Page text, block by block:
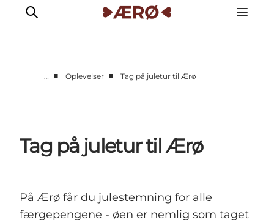
Oplevelser
Events
… ■ Oplevelser ■ Tag på juletur til Ærø
Tag på juletur til Ærø
På Ærø får du julestemning for alle
færgepengene - øen er nemlig som taget